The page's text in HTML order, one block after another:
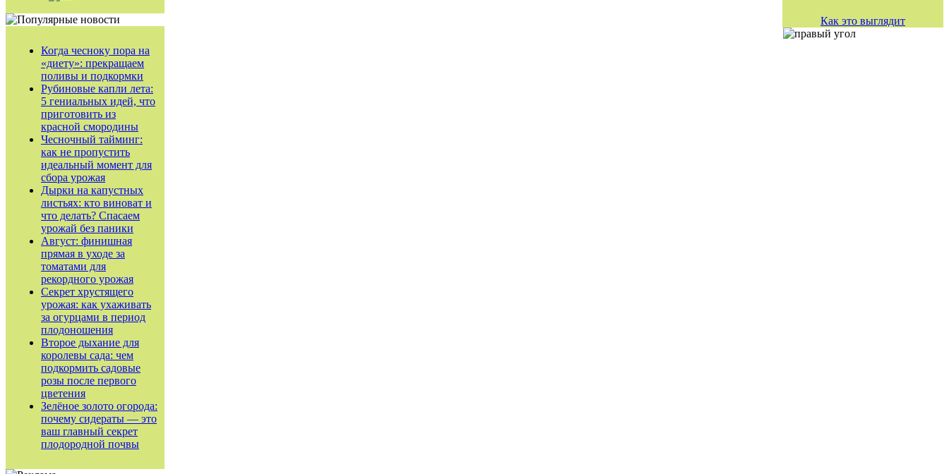
Когда чесноку пора на
«диету»: прекращаем
поливы и подкормки
Рубиновые капли лета:
5 гениальных идей, что
приготовить из
красной смородины
Чесночный тайминг:
как не пропустить
идеальный момент для
сбора урожая
Дырки на капустных
листьях: кто виноват и
что делать? Спасаем
урожай без паники
Август: финишная
прямая в уходе за
томатами для
рекордного урожая
Секрет хрустящего
урожая: как ухаживать
за огурцами в период
плодоношения
Второе дыхание для
королевы сада: чем
подкормить садовые
розы после первого
цветения
Зелёное золото огорода:
почему сидераты — это
ваш главный секрет
плодородной почвы
Как это выглядит